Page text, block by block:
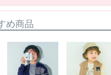
りにより1.5cm程度の差が生じ
についてのガイドラインはこち
め商品